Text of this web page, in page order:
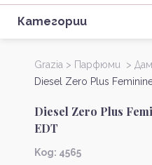
Категории
Grazia > Парфюми >
Diesel Zero Plus
Diesel Zero Plus
EDT
Kод: 4565